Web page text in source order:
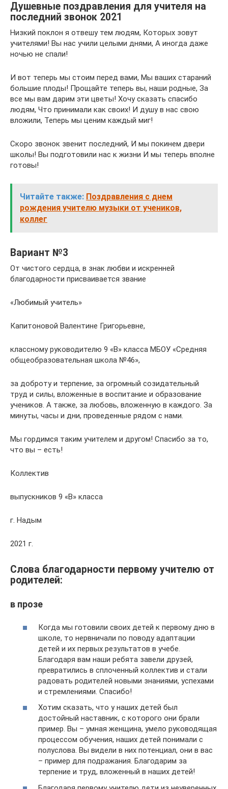
Душевные поздравления для учителя на
последний звонок 2021
Низкий поклон я отвешу тем людям, Которых зовут
учителями! Вы нас учили целыми днями, А иногда даже
ночью не спали!
И вот теперь мы стоим перед вами, Мы ваших стараний
большие плоды! Прощайте теперь вы, наши родные, За
все мы вам дарим эти цветы! Хочу сказать спасибо
людям, Что принимали как своих! И душу в нас свою
вложили, Теперь мы ценим каждый миг!
Скоро звонок звенит последний, И мы покинем двери
школы! Вы подготовили нас к жизни И мы теперь вполне
готовы!
Читайте также: Поздравления с днем
рождения учителю музыки от учеников,
коллег
Вариант №3
От чистого сердца, в знак любви и искренней
благодарности присваивается звание
«Любимый учитель»
Капитоновой Валентине Григорьевне,
классному руководителю 9 «В» класса МБОУ «Средняя
общеобразовательная школа №46»,
за доброту и терпение, за огромный созидательный
труд и силы, вложенные в воспитание и образование
учеников. А также, за любовь, вложенную в каждого. За
минуты, часы и дни, проведенные рядом с нами.
Мы гордимся таким учителем и другом! Спасибо за то,
что вы – есть!
Коллектив
выпускников 9 «В» класса
г. Надым
2021 г.
Слова благодарности первому учителю от
родителей:
в прозе
Когда мы готовили своих детей к первому дню в
школе, то нервничали по поводу адаптации
детей и их первых результатов в учебе.
Благодаря вам наши ребята завели друзей,
превратились в сплоченный коллектив и стали
радовать родителей новыми знаниями, успехами
и стремлениями. Спасибо!
Хотим сказать, что у наших детей был
достойный наставник, с которого они брали
пример. Вы – умная женщина, умело руководящая
процессом обучения, наших детей понимали с
полуслова. Вы видели в них потенциал, они в вас
– пример для подражания. Благодарим за
терпение и труд, вложенный в наших детей!